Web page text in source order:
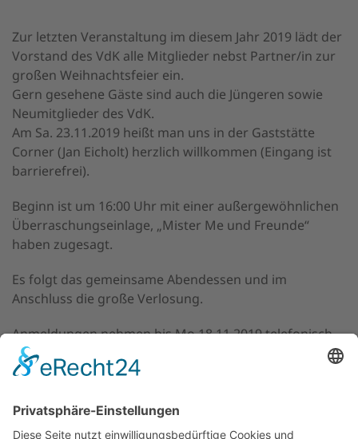
Zur letzten Veranstaltung im diesem Jahr 2019 lädt der
Vorstand des VdK alle Mitglieder nebst Partner/in zur
großen Weihnachtsfeier ein.
Gern gesehene Gäste sind auch die Jüngeren sowie
Neumitglieder des VdK.
Am Sa. 23.11.2019 heißt man uns in der Gaststätte
Corner (Jan Eicholt) herzlich willkommen (Eingang ist
barrierefrei).
Beginn ist um 16:00 Uhr mit einer außergewöhnlichen
Überraschungseinlage, „Mister Me und Freunde“
haben zugesagt.
Es folgt das gemeinsame Abendessen und im
Anschluss die große Verlosung.
Anmeldungen nehmen bis Mo.18.11.2019 telefonisch
entgegen:
Bernhard Emminghorst 02581 45330
Klaus Haurenherm 02587 970265